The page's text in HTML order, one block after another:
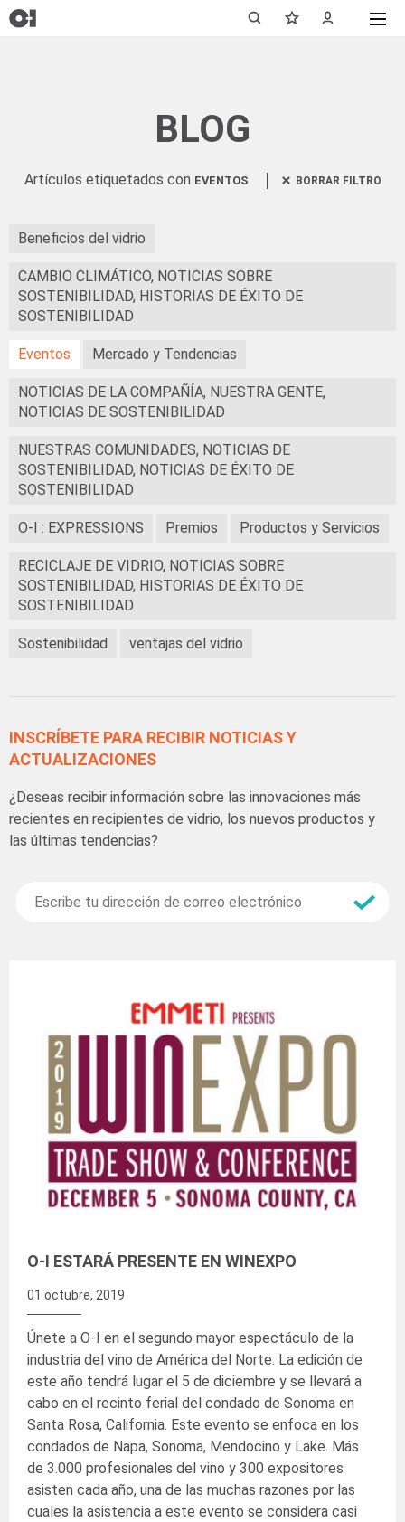
BLOG
Artículos etiquetados con EVENTOS BORRAR FILTRO
Beneficios del vidrio
CAMBIO CLIMÁTICO, NOTICIAS SOBRE
SOSTENIBILIDAD, HISTORIAS DE ÉXITO DE
SOSTENIBILIDAD
Eventos Mercado y Tendencias
NOTICIAS DE LA COMPAÑÍA, NUESTRA GENTE,
NOTICIAS DE SOSTENIBILIDAD
NUESTRAS COMUNIDADES, NOTICIAS DE
SOSTENIBILIDAD, NOTICIAS DE ÉXITO DE
SOSTENIBILIDAD
O-I : EXPRESSIONS Premios Productos y Servicios
RECICLAJE DE VIDRIO, NOTICIAS SOBRE
SOSTENIBILIDAD, HISTORIAS DE ÉXITO DE
SOSTENIBILIDAD
Sostenibilidad ventajas del vidrio
INSCRÍBETE PARA RECIBIR NOTICIAS Y
ACTUALIZACIONES
¿Deseas recibir información sobre las innovaciones más
recientes en recipientes de vidrio, los nuevos productos y
las últimas tendencias?
O-I ESTARÁ PRESENTE EN WINEXPO
01 octubre, 2019
Únete a O-I en el segundo mayor espectáculo de la
industria del vino de América del Norte. La edición de
este año tendrá lugar el 5 de diciembre y se llevará a
cabo en el recinto ferial del condado de Sonoma en
Santa Rosa, California. Este evento se enfoca en los
condados de Napa, Sonoma, Mendocino y Lake. Más
de 3.000 profesionales del vino y 300 expositores
asisten cada año, una de las muchas razones por las
cuales la asistencia a este evento se considera casi